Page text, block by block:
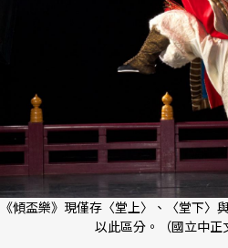
《傾盃樂》現僅存〈堂上〉、〈堂下〉
以此區分。（國立中正